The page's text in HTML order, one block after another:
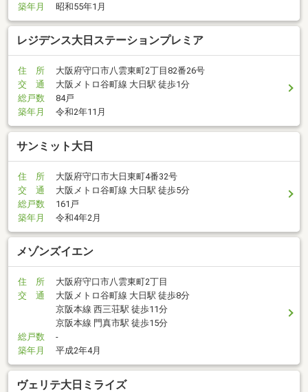
築年月
昭和55年1月
レジデンス大日ステーションプレミア
住 所
大阪府守口市八雲東町2丁目82番26号
交 通
大阪メトロ谷町線 大日駅 徒歩1分
総戸数
84戸
築年月
令和2年11月
サンミット大日
住 所
大阪府守口市大日東町4番32号
交 通
大阪メトロ谷町線 大日駅 徒歩5分
総戸数
161戸
築年月
令和4年2月
メゾンズイエン
住 所
大阪府守口市八雲東町2丁目
交 通
大阪メトロ谷町線 大日駅 徒歩8分
京阪本線 西三荘駅 徒歩11分
京阪本線 門真市駅 徒歩15分
総戸数
-
築年月
平成2年4月
ヴェリテ大日ミライズ